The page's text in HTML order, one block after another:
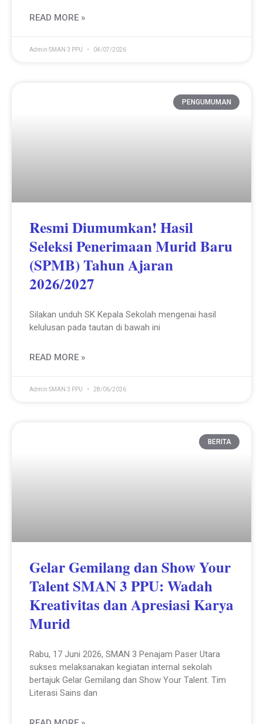
READ MORE »
Admin SMAN 3 PPU 04/07/2026
PENGUMUMAN
Resmi Diumumkan! Hasil
Seleksi Penerimaan Murid Baru
(SPMB) Tahun Ajaran
2026/2027
Silakan unduh SK Kepala Sekolah mengenai hasil
kelulusan pada tautan di bawah ini
READ MORE »
Admin SMAN 3 PPU 28/06/2026
BERITA
Gelar Gemilang dan Show Your
Talent SMAN 3 PPU: Wadah
Kreativitas dan Apresiasi Karya
Murid
Rabu, 17 Juni 2026, SMAN 3 Penajam Paser Utara
sukses melaksanakan kegiatan internal sekolah
bertajuk Gelar Gemilang dan Show Your Talent. Tim
Literasi Sains dan